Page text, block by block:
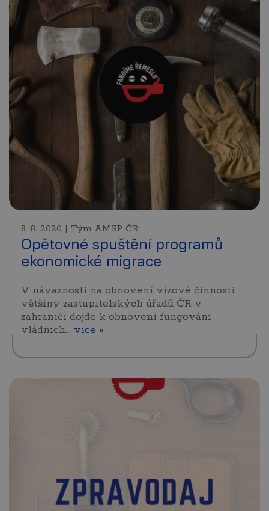
8. 8. 2020 | Tým AMSP ČR
Opětovné spuštění programů
ekonomické migrace
V návaznosti na obnovení vízové činnosti
většiny zastupitelských úřadů ČR v
zahraničí dojde k obnovení fungování
vládních… více »